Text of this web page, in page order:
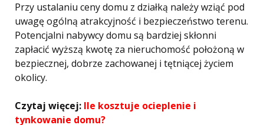
Przy ustalaniu ceny domu z działką należy wziąć pod
uwagę ogólną atrakcyjność i bezpieczeństwo terenu.
Potencjalni nabywcy domu są bardziej skłonni
zapłacić wyższą kwotę za nieruchomość położoną w
bezpiecznej, dobrze zachowanej i tętniącej życiem
okolicy.
Czytaj więcej: Ile kosztuje ocieplenie i
tynkowanie domu?